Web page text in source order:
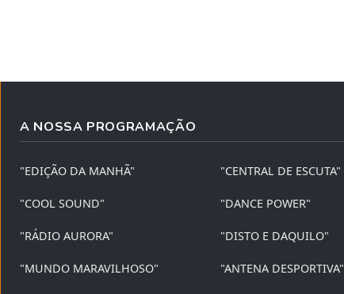
A NOSSA PROGRAMAÇÃO
"EDIÇÃO DA MANHÃ" "CENTRAL DE ESCUTA"
"COOL SOUND" "DANCE POWER"
"RÁDIO AURORA" "DISTO E DAQUILO"
"MUNDO MARAVILHOSO" "ANTENA DESPORTIVA"